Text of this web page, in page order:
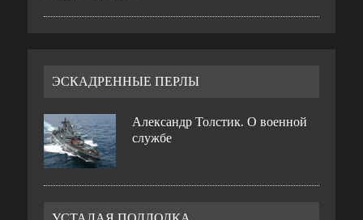
ЭСКАДРЕННЫЕ ПЕРЛЫ
Александр Толстик. О военной
службе